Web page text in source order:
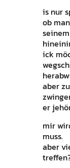
is nur
ob
ick
aber
er
mir
muss.
aber